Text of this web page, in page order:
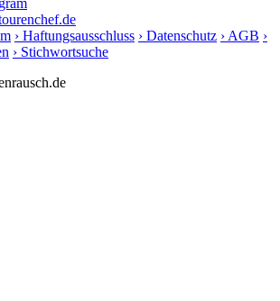
› Haftungsausschluss › Datenschutz › AGB ›
› Stichwortsuche